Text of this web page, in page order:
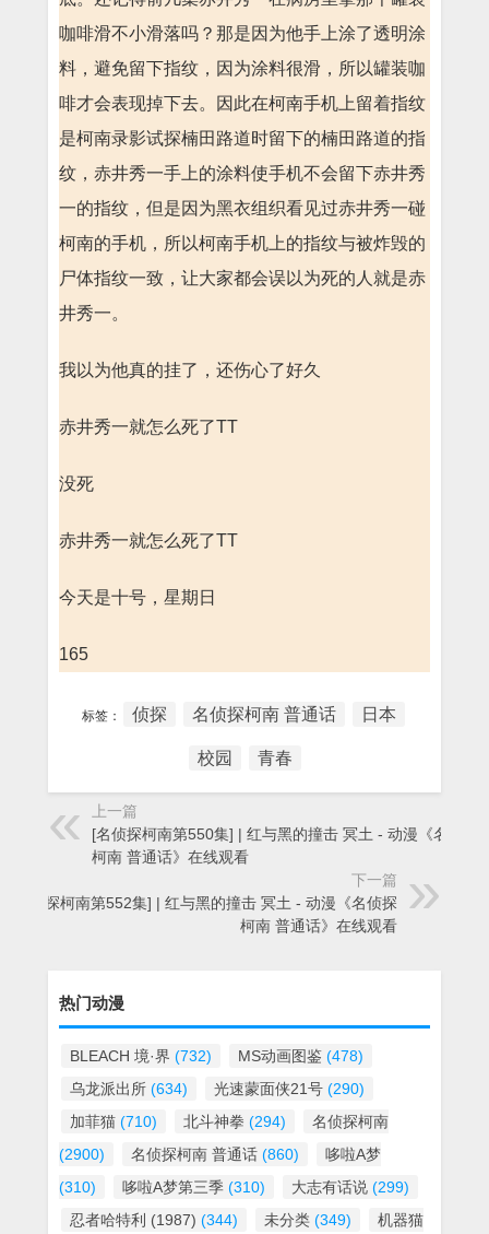
咖啡滑不小滑落吗？那是因为他手上涂了透明涂
料，避免留下指纹，因为涂料很滑，所以罐装咖
啡才会表现掉下去。因此在柯南手机上留着指纹
是柯南录影试探楠田路道时留下的楠田路道的指
纹，赤井秀一手上的涂料使手机不会留下赤井秀
一的指纹，但是因为黑衣组织看见过赤井秀一碰
柯南的手机，所以柯南手机上的指纹与被炸毁的
尸体指纹一致，让大家都会误以为死的人就是赤
井秀一。
我以为他真的挂了，还伤心了好久
赤井秀一就怎么死了TT
没死
赤井秀一就怎么死了TT
今天是十号，星期日
165
标签： 侦探 名侦探柯南 普通话 日本
校园 青春
上一篇
[名侦探柯南第550集] | 红与黑的撞击 冥土 - 动漫《名侦探
柯南 普通话》在线观看
下一篇
[名侦探柯南第552集] | 红与黑的撞击 冥土 - 动漫《名侦探
柯南 普通话》在线观看
热门动漫
BLEACH 境·界 (732) MS动画图鉴 (478)
乌龙派出所 (634) 光速蒙面侠21号 (290)
加菲猫 (710) 北斗神拳 (294)
名侦探柯南
(2900)
名侦探柯南 普通话 (860)
哆啦A梦
(310)
哆啦A梦第三季 (310) 大志有话说 (299)
忍者哈特利 (1987) (344) 未分类 (349)
机器猫